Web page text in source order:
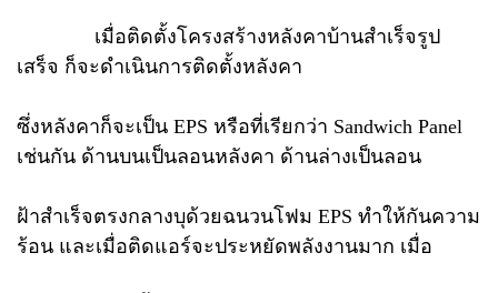
เมื่อติดตั้งโครงสร้างหลังคาบ้านสำเร็จรูป
เสร็จ ก็จะดำเนินการติดตั้งหลังคา
ซึ่งหลังคาก็จะเป็น EPS หรือที่เรียกว่า Sandwich Panel
เช่นกัน ด้านบนเป็นลอนหลังคา ด้านล่างเป็นลอน
ฝ้าสำเร็จตรงกลางบุด้วยฉนวนโฟม EPS ทำให้กันความ
ร้อน และเมื่อติดแอร์จะประหยัดพลังงานมาก เมื่อ